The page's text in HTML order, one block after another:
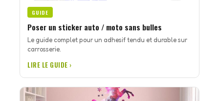
GUIDE
Poser un sticker auto / moto sans bulles
Le guide complet pour un adhesif tendu et durable sur
carrosserie.
LIRE LE GUIDE ›